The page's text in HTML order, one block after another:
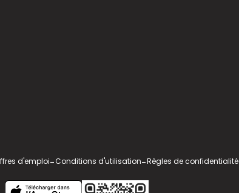
d'emploi-Conditions d'utilisation-Règles de confidentialité